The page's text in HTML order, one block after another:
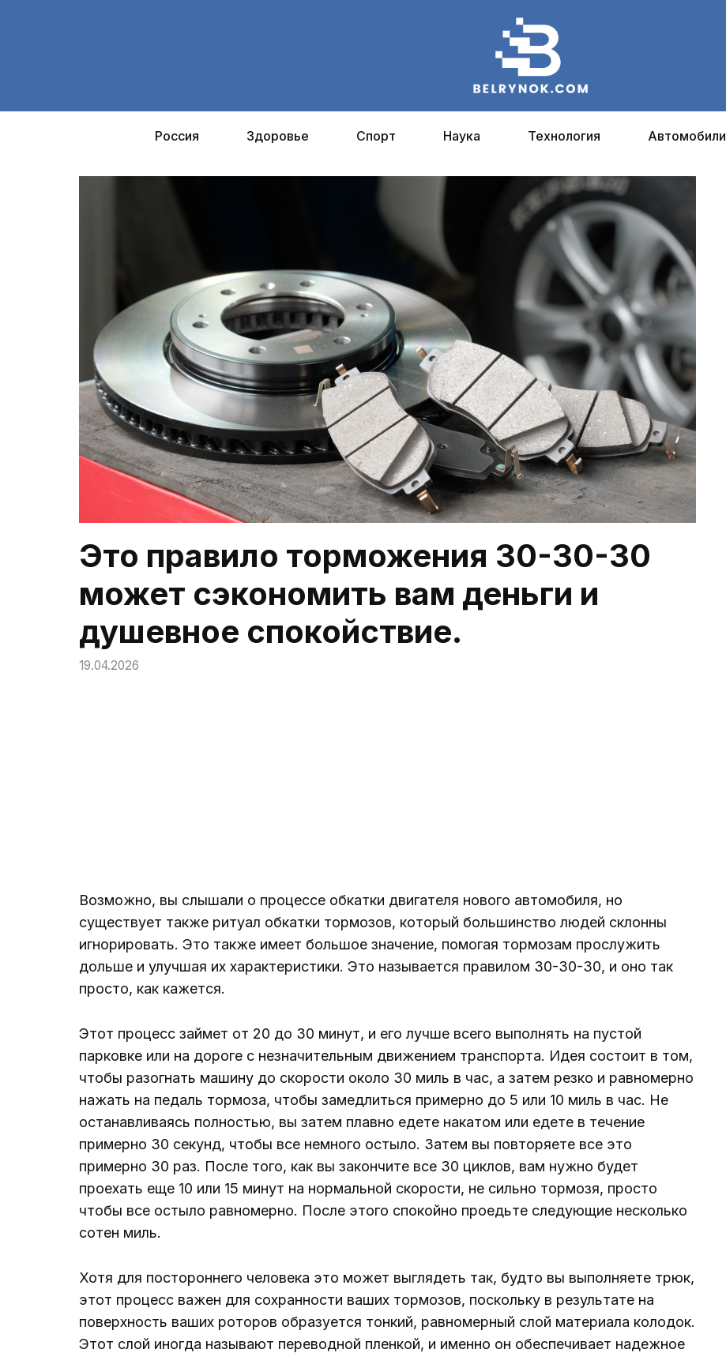
Россия Здоровье Спорт Наука Технология Автомобили
Это правило торможения 30-30-30
может сэкономить вам деньги и
душевное спокойствие.
19.04.2026
Возможно, вы слышали о процессе обкатки двигателя нового автомобиля, но
существует также ритуал обкатки тормозов, который большинство людей склонны
игнорировать. Это также имеет большое значение, помогая тормозам прослужить
дольше и улучшая их характеристики. Это называется правилом 30-30-30, и оно так
просто, как кажется.
Этот процесс займет от 20 до 30 минут, и его лучше всего выполнять на пустой
парковке или на дороге с незначительным движением транспорта. Идея состоит в том,
чтобы разогнать машину до скорости около 30 миль в час, а затем резко и равномерно
нажать на педаль тормоза, чтобы замедлиться примерно до 5 или 10 миль в час. Не
останавливаясь полностью, вы затем плавно едете накатом или едете в течение
примерно 30 секунд, чтобы все немного остыло. Затем вы повторяете все это
примерно 30 раз. После того, как вы закончите все 30 циклов, вам нужно будет
проехать еще 10 или 15 минут на нормальной скорости, не сильно тормозя, просто
чтобы все остыло равномерно. После этого спокойно проедьте следующие несколько
сотен миль.
Хотя для постороннего человека это может выглядеть так, будто вы выполняете трюк,
этот процесс важен для сохранности ваших тормозов, поскольку в результате на
поверхность ваших роторов образуется тонкий, равномерный слой материала колодок.
Этот слой иногда называют переводной пленкой, и именно он обеспечивает надежное